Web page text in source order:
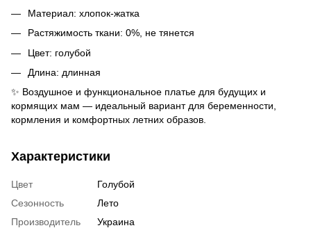
Материал: хлопок-жатка
Растяжимость ткани: 0%, не тянется
Цвет: голубой
Длина: длинная
✨ Воздушное и функциональное платье для будущих и
кормящих мам — идеальный вариант для беременности,
кормления и комфортных летних образов.
Характеристики
Цвет
Голубой
Сезонность
Лето
Производитель
Украина